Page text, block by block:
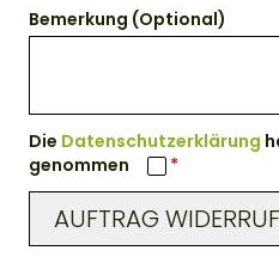
Bemerkung (Optional)
Die Datenschutzerklärung
genommen
AUFTRAG